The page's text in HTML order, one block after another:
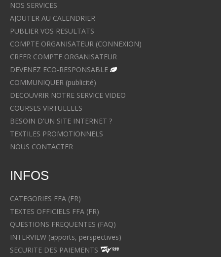
NOS SERVICES
AJOUTER AU CALENDRIER
PUBLIER VOS RESULTATS
COMPTE ORGANISATEUR (CONNEXION)
CREER COMPTE ORGANISATEUR
DEVENEZ ECO-RESPONSABLE
COMMUNIQUER (publicité)
DECOUVRIR NOTRE SERVICE VIDEO
COURSES VIRTUELLES
BESOIN D'UN SITE INTERNET ?
TEXTILES PROMOTIONNELS
NOUS CONTACTER
INFOS
CATEGORIES FFA (FR)
TEXTES OFFICIELS FFA (FR)
QUESTIONS FREQUENTES (FAQ)
INTERVIEW (apports, perspectives)
SECURITE DES PAIEMENTS